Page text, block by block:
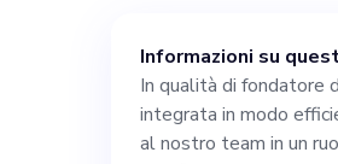
la
Informazioni su
In qualità di fondatore
integrata in modo
al nostro team in un